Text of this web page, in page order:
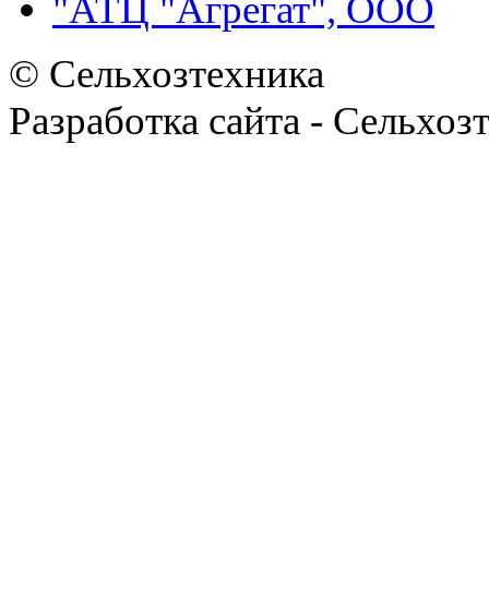
© Сельхозтехника
Разработка сайта -